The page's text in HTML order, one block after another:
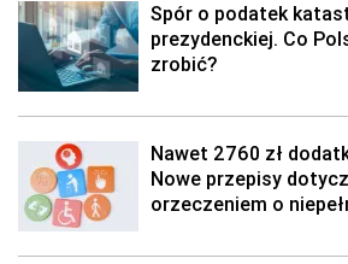
Spór o podatek
prezydenckiej. Co
zrobić?
Nawet 2760 zł
Nowe przepisy
orzeczeniem o